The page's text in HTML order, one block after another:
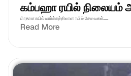
கம்பஹா ரயில் நிலையம்
பிரதான ரயில் மார்க்கத்திலான ரயில் சேவைகள்.....
Read More